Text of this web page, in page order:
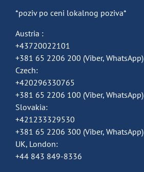
*poziv po ceni lokalnog poziva*
Austria :
+43720022101
+381 65 2206 200 (Viber, WhatsApp)
Czech:
+420296330765
+381 65 2206 100 (Viber, WhatsApp)
Slovakia:
+421233329530
+381 65 2206 300 (Viber, WhatsApp)
UK, London:
+44 843 849-8336